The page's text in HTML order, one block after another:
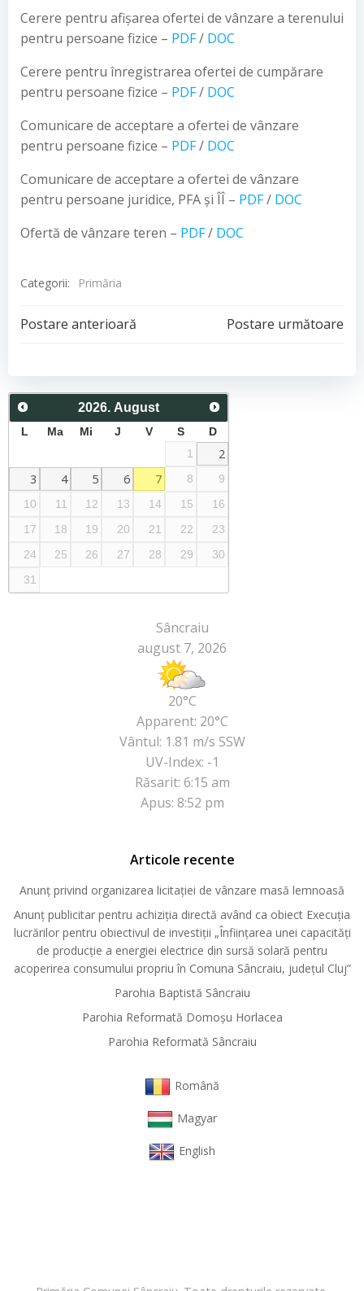
Cerere pentru afișarea ofertei de vânzare a terenului
pentru persoane fizice – PDF/ DOC
Cerere pentru înregistrarea ofertei de cumpărare
pentru persoane fizice – PDF/ DOC
Comunicare de acceptare a ofertei de vânzare
pentru persoane fizice – PDF/ DOC
Comunicare de acceptare a ofertei de vânzare
pentru persoane juridice, PFA și ÎÎ – PDF/ DOC
Ofertă de vânzare teren – PDF/ DOC
Categorii: Primăria
Post
navigation
Postare anterioară
Post
navigation
Postare următoare
2026. August
L Ma Mi J V S
D
1
2
3
4 5 6 7 8
9
10
11 12 13 14 15
16
17
18 19 20 21 22
23
24
25 26 27 28 29
30
31
Sâncraiu
august 7, 2026
20°C
Apparent: 20°C
Vântul: 1.81 m/s SSW
UV-Index: -1
Răsarit: 6:15 am
Apus: 8:52 pm
Articole recente
Anunț privind organizarea licitației de vânzare masă lemnoasă
Anunț publicitar pentru achiziția directă având ca obiect Execuția
lucrărilor pentru obiectivul de investiții „Înființarea unei capacități
de producție a energiei electrice din sursă solară pentru
acoperirea consumului propriu în Comuna Sâncraiu, județul Cluj”
Parohia Baptistă Sâncraiu
Parohia Reformată Domoşu Horlacea
Parohia Reformată Sâncraiu
Română
Magyar
English